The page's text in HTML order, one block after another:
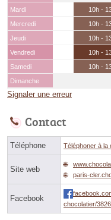
Mardi
10h -
Mercredi
10h -
Jeudi
10h -
Vendredi
10h -
Samedi
10h -
Dimanche
Signaler une erreur
Contact
Téléphone Téléphoner à la
Site web
paris-
Facebook
chocolatier/